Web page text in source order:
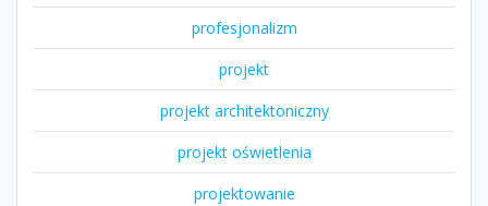
profesjonalizm
projekt
projekt architektoniczny
projekt oświetlenia
projektowanie